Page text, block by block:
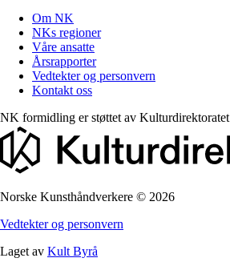
Om NK
NKs regioner
Våre ansatte
Årsrapporter
Vedtekter og personvern
Kontakt oss
NK formidling er støttet av Kulturdirektoratet
Norske Kunsthåndverkere © 2026
Vedtekter og personvern
Laget av Kult Byrå